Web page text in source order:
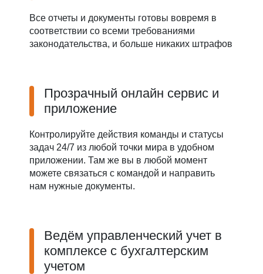
Все отчеты и документы готовы вовремя в
соответствии со всеми требованиями
законодательства, и больше никаких штрафов
Прозрачный онлайн сервис и
приложение
Контролируйте действия команды и статусы
задач 24/7 из любой точки мира в удобном
приложении. Там же вы в любой момент
можете связаться с командой и направить
нам нужные документы.
Ведём управленческий учет в
комплексе с бухгалтерским
учетом